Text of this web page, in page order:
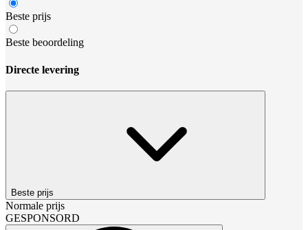
Beste prijs
Beste beoordeling
Directe levering
Beste prijs
Normale prijs
GESPONSORD